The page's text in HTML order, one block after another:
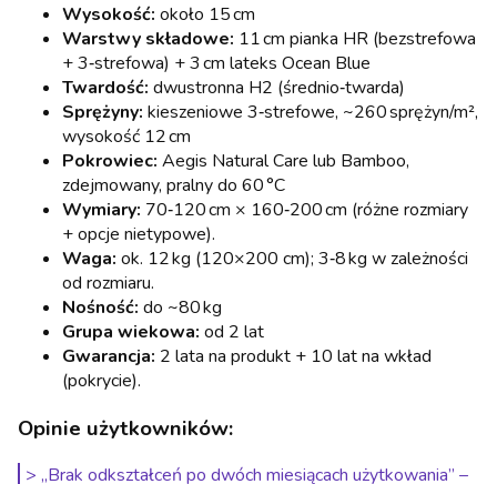
Wysokość: około 15 cm
Warstwy składowe: 11 cm pianka HR (bezstrefowa
+ 3‑strefowa) + 3 cm lateks Ocean Blue
Twardość: dwustronna H2 (średnio‑twarda)
Sprężyny: kieszeniowe 3‑strefowe, ~260 sprężyn/m²,
wysokość 12 cm
Pokrowiec: Aegis Natural Care lub Bamboo,
zdejmowany, pralny do 60 °C
Wymiary: 70‑120 cm × 160‑200 cm (różne rozmiary
+ opcje nietypowe).
Waga: ok. 12 kg (120×200 cm); 3‑8 kg w zależności
od rozmiaru.
Nośność: do ~80 kg
Grupa wiekowa: od 2 lat
Gwarancja: 2 lata na produkt + 10 lat na wkład
(pokrycie).
Opinie użytkowników:
> „Brak odkształceń po dwóch miesiącach użytkowania” –